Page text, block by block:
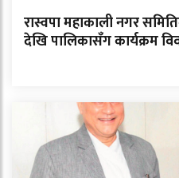
रास्वपा महाकाली नगर
देखि पालिकासँग कार्यक्रम